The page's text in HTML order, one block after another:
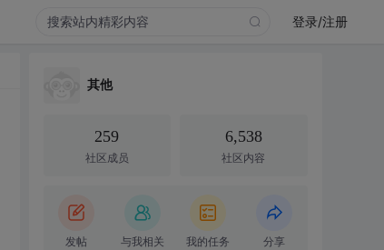
登录/注册
其他
259
社区成员
6,538
社区内容
发帖 与我相关 我的任务 分享